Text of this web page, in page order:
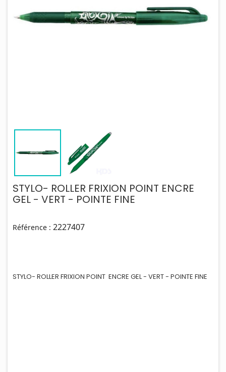
STYLO- ROLLER FRIXION POINT ENCRE
GEL - VERT - POINTE FINE
Référence : 2227407
STYLO- ROLLER FRIXION POINT ENCRE GEL - VERT - POINTE FINE